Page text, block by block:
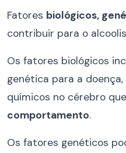
Fatores biológicos,
contribuir para o
Os fatores biológicos
genética para a
químicos no cérebro
comportamento.
Os fatores genéticos